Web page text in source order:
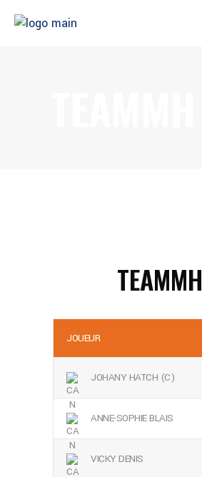
TEAMMH
JOUEUR
JOHANY HATCH (C)
ANNE-SOPHIE BLAIS
VICKY DENIS